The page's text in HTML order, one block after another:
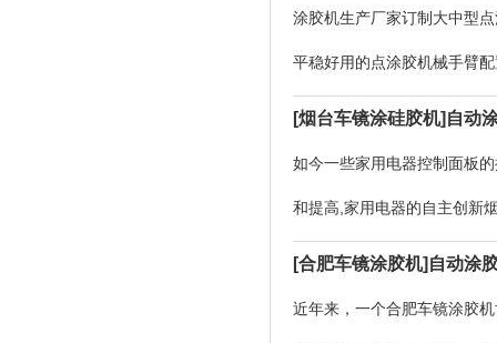
涂胶机生产厂家订制大中型
平稳好用的点涂胶机械手臂
控胶工作，脱胶快速、关胶
[烟台车镜涂硅胶机]自动
如今一些家用电器控制面板
和提高,家用电器的自主创新
做为技术专业涂胶机生产厂
[合肥车镜涂胶机]自动涂
近年来，一个合肥车镜涂胶